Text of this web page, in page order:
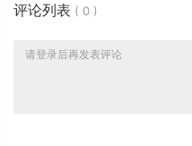
评论列表 ( 0 )